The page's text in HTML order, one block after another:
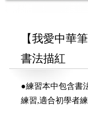
【我愛中華
書法描紅
●練習本中包含書
練習,適合初學者